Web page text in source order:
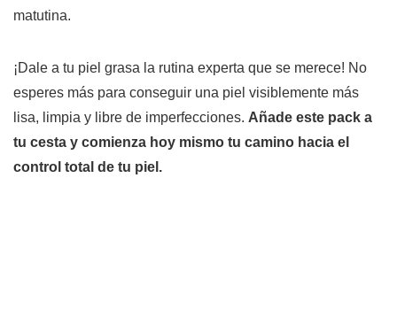
matutina.
¡Dale a tu piel grasa la rutina experta que se merece! No
esperes más para conseguir una piel visiblemente más
lisa, limpia y libre de imperfecciones. Añade este pack a
tu cesta y comienza hoy mismo tu camino hacia el
control total de tu piel.